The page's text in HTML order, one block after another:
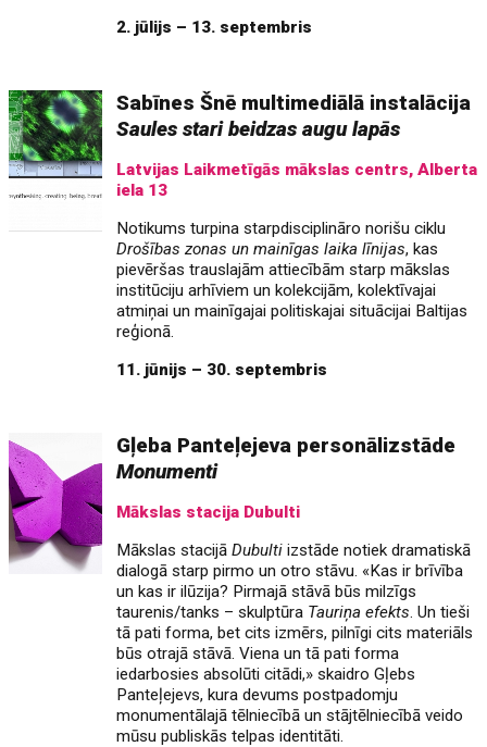
2. jūlijs – 13. septembris
Sabīnes Šnē multimediālā instalācija
Saules stari beidzas augu lapās
Latvijas Laikmetīgās mākslas centrs, Alberta
iela 13
Notikums turpina starpdisciplināro norišu ciklu
Drošības zonas un mainīgas laika līnijas, kas
pievēršas trauslajām attiecībām starp mākslas
institūciju arhīviem un kolekcijām, kolektīvajai
atmiņai un mainīgajai politiskajai situācijai Baltijas
reģionā.
11. jūnijs – 30. septembris
Gļeba Panteļejeva personālizstāde
Monumenti
Mākslas stacija Dubulti
Mākslas stacijā Dubulti izstāde notiek dramatiskā
dialogā starp pirmo un otro stāvu. «Kas ir brīvība
un kas ir ilūzija? Pirmajā stāvā būs milzīgs
taurenis/tanks – skulptūra Tauriņa efekts. Un tieši
tā pati forma, bet cits izmērs, pilnīgi cits materiāls
būs otrajā stāvā. Viena un tā pati forma
iedarbosies absolūti citādi,» skaidro Gļebs
Panteļejevs, kura devums postpadomju
monumentālajā tēlniecībā un stājtēlniecībā veido
mūsu publiskās telpas identitāti.